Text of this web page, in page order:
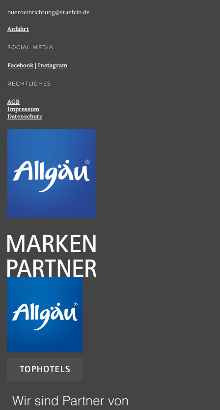
bueroeinrichtung@staehlin.de
Anfahrt
SOCIAL MEDIA
Facebook | Instagram
RECHTLICHES
AGB
Impressum
Datenschutz